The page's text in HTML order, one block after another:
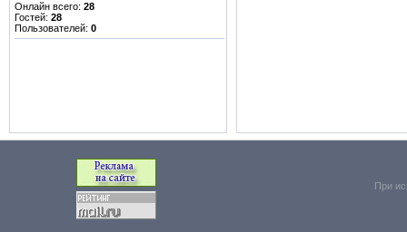
Онлайн всего: 28
Гостей: 28
Пользователей: 0
При